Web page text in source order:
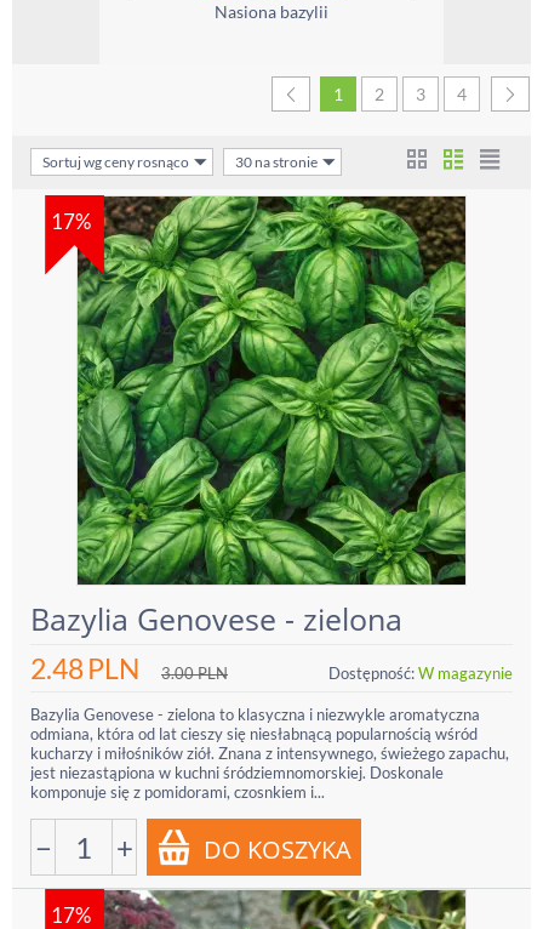
Nasiona bazylii
1 2 3 4
Sortuj wg ceny rosnąco 30 na stronie
17%
Bazylia Genovese - zielona
2.48PLN 3.00PLN Dostępność:W magazynie
Bazylia Genovese - zielona to klasyczna i niezwykle aromatyczna
odmiana, która od lat cieszy się niesłabnącą popularnością wśród
kucharzy i miłośników ziół. Znana z intensywnego, świeżego zapachu,
jest niezastąpiona w kuchni śródziemnomorskiej. Doskonale
komponuje się z pomidorami, czosnkiem i...
− +
17%